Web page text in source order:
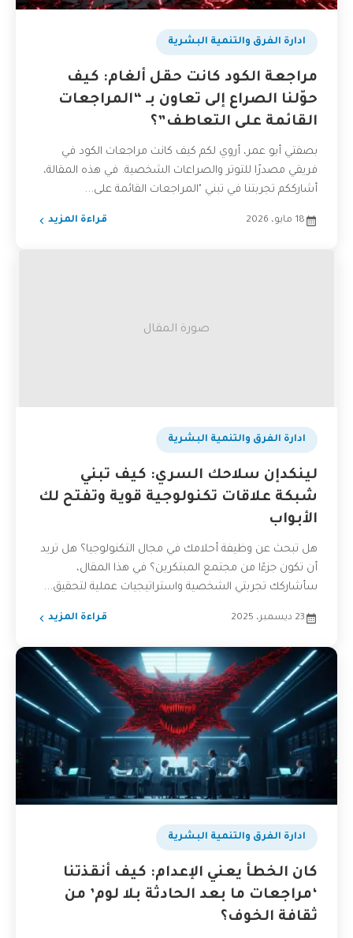
ادارة الفرق والتنمية البشرية
مراجعة الكود كانت حقل ألغام: كيف
حوّلنا الصراع إلى تعاون بـ “المراجعات
القائمة على التعاطف”؟
بصفتي أبو عمر، أروي لكم كيف كانت مراجعات الكود في
فريقي مصدرًا للتوتر والصراعات الشخصية. في هذه المقالة،
أشارككم تجربتنا في تبني "المراجعات القائمة على...
18 مايو، 2026 قراءة المزيد
صورة المقال
ادارة الفرق والتنمية البشرية
لينكدإن سلاحك السري: كيف تبني
شبكة علاقات تكنولوجية قوية وتفتح لك
الأبواب
هل تبحث عن وظيفة أحلامك في مجال التكنولوجيا؟ هل تريد
أن تكون جزءًا من مجتمع المبتكرين؟ في هذا المقال،
سأشاركك تجربتي الشخصية واستراتيجيات عملية لتحقيق...
23 ديسمبر، 2025 قراءة المزيد
ادارة الفرق والتنمية البشرية
كان الخطأ يعني الإعدام: كيف أنقذتنا
‘مراجعات ما بعد الحادثة بلا لوم’ من
ثقافة الخوف؟